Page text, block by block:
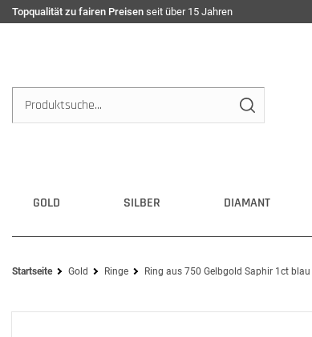
Topqualität zu fairen Preisen seit über 15 Jahren
GOLD SILBER DIAMANT
Startseite Gold Ringe Ring aus 750 Gelbgold Saphir 1ct